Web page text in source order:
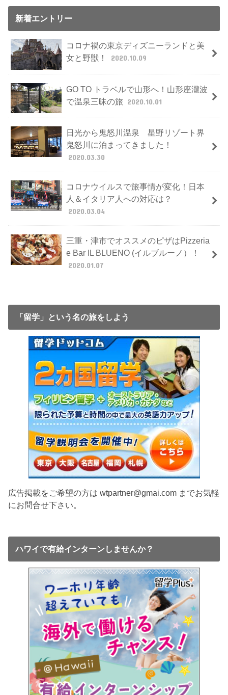
新着エントリー
コロナ禍の東京ディズニーランドと美
女と野獣！
2020.10.09
GO TO トラベルで山形へ！山形座瀧波
で温泉三昧の旅 2020.10.01
日光から鬼怒川温泉 星野リゾート界
鬼怒川に泊まってきました！
2020.03.30
コロナウイルスで旅事情が変化！日本
人＆イタリア人への対応は？
2020.03.04
三重・津市でオススメのピザはPizzeria
e Bar IL BLUENO (イルブルーノ）！
2020.01.07
「留学」という名の旅をしよう
広告掲載をご希望の方は wtpartner@gmai.com までお気軽
にお問合せ下さい。
ハワイで有給インターンしませんか？